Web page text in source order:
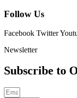
Follow Us
Facebook Twitter
Newsletter
Subscribe to